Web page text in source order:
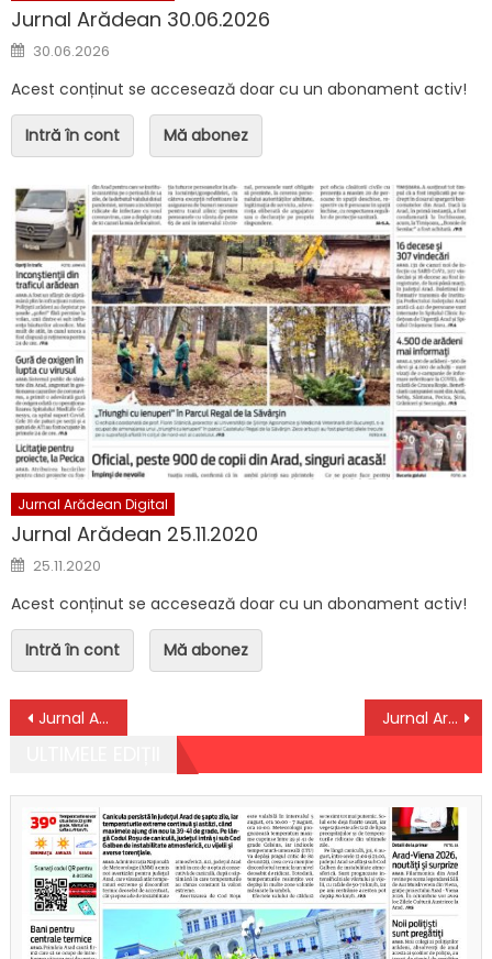
Jurnal Arădean 30.06.2026
Posted on
30.06.2026
Acest conținut se accesează doar cu un abonament activ!
Intră în cont Mă abonez
Jurnal Arădean Digital
Jurnal Arădean 25.11.2020
Posted on
25.11.2020
Acest conținut se accesează doar cu un abonament activ!
Intră în cont Mă abonez
Navigare în articole
Jurnal Arădean 05.06.2025 Jurnal Arădean 10.06.2025